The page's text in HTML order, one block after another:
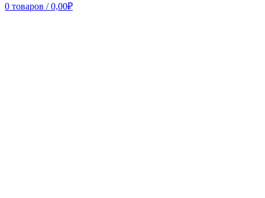
0 товаров / 0,00₽